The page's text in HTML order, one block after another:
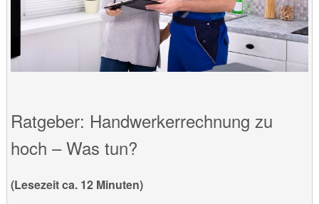
Ratgeber: Handwerkerrechnung zu
hoch – Was tun?
(Lesezeit ca. 12 Minuten)